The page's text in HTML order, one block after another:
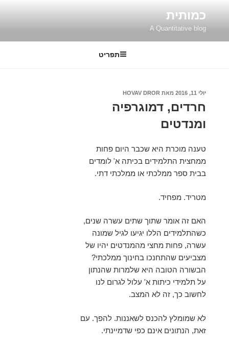
כמותית
A Quantitative blog
תפריט
פורסם
יולי 11, 2016 מאת HOVAV DROR
חרדים, דמוגרפיה
ומנדטים
טענה מוכרת היא שכבר היום פחות
ממחצית התלמידים בכיתה א' לומדים
בבית ספר ממלכתי או ממלכתי דתי.
מטריד. מפחיד.
האם זה אומר שתוך שתים עשרה שנים,
כשהתלמידים הללו יגיעו לגיל שמונה
עשרה, פחות מחצי מהמנדטים יהיו של
מצביעים שהתחנכו בחינוך ממלכתי?
הבשורה הטובה היא שלמרות שהנתון
על תלמידי כיתות א' עלול לגרום לנו
לחשוב כך, זה לא המצב.
לא שמומלץ להכנס לשאננות. להפך. עם
זאת, הנתונים אינם כפי שדמיינתי.